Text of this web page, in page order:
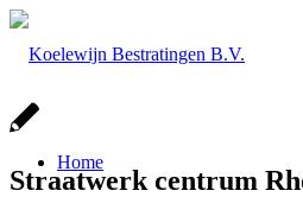
Home
Straatwerk centrum